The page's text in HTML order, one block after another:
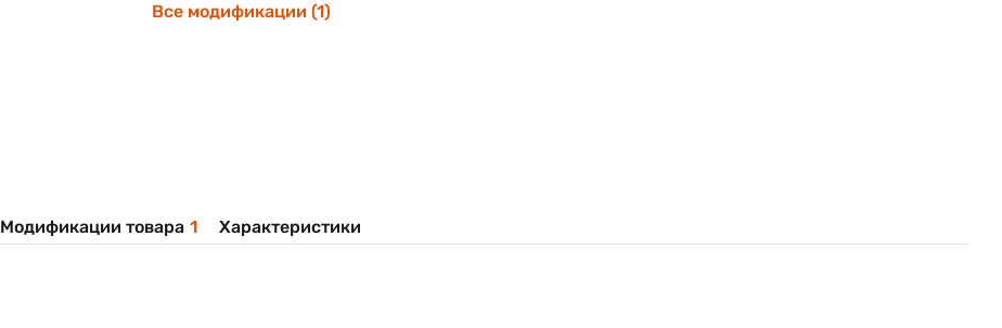
Все модификации (1)
Модификации товара 1 Характеристики